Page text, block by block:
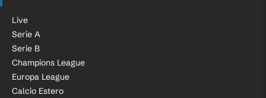
Live
Serie A
Serie B
Champions League
Europa League
Calcio Estero